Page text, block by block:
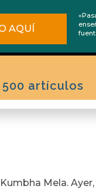
Yoga, la
500 artículos
Mela. Ayer,
AQUÍ